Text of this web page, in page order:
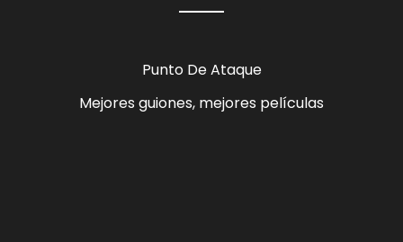
Punto De Ataque
Mejores guiones, mejores películas